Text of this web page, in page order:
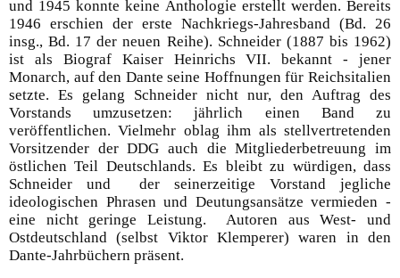
und 1945 konnte keine Anthologie erstellt werden. Bereits
1946 erschien der erste Nachkriegs-Jahresband (Bd. 26
insg., Bd. 17 der neuen Reihe). Schneider (1887 bis 1962)
ist als Biograf Kaiser Heinrichs VII. bekannt - jener
Monarch, auf den Dante seine Hoffnungen für Reichsitalien
setzte. Es gelang Schneider nicht nur, den Auftrag des
Vorstands umzusetzen: jährlich einen Band zu
veröffentlichen. Vielmehr oblag ihm als stellvertretenden
Vorsitzender der DDG auch die Mitgliederbetreuung im
östlichen Teil Deutschlands. Es bleibt zu würdigen, dass
Schneider und der seinerzeitige Vorstand jegliche
ideologischen Phrasen und Deutungsansätze vermieden -
eine nicht geringe Leistung. Autoren aus West- und
Ostdeutschland (selbst Viktor Klemperer) waren in den
Dante-Jahrbüchern präsent.